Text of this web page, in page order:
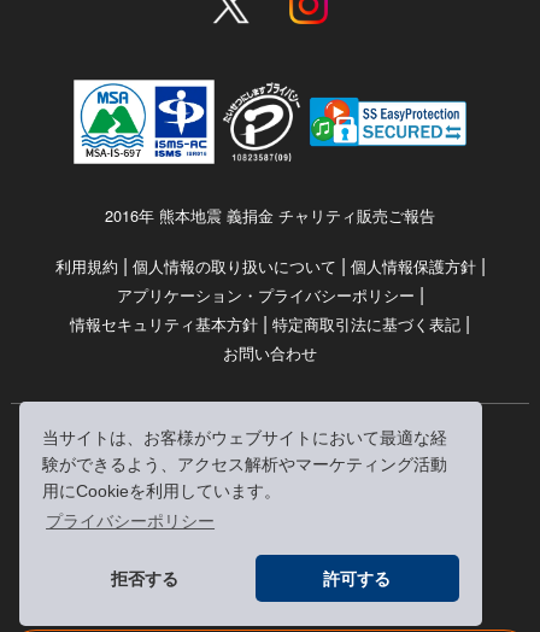
当サイトは、お客様がウェブサイトにおいて最適な経
験ができるよう、アクセス解析やマーケティング活動
用にCookieを利用しています。
プライバシーポリシー
拒否する 許可する
2016年 熊本地震 義捐金 チャリティ販売ご報告
利用規約 | 個人情報の取り扱いについて | 個人情報保護方針|
アプリケーション・プライバシーポリシー |
情報セキュリティ基本方針 | 特定商取引法に基づく表記 |
お問い合わせ
© RRJ Inc.
（kikubon/キクボン/きく本/きくほん/キクホン）は
株式会社RRJの登録商標です。